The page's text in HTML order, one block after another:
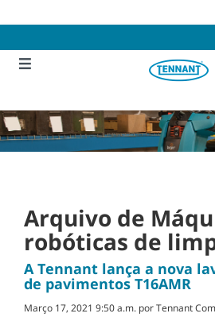
to
to
menu
Arquivo de
robóticas de
A Tennant lança a nova
de pavimentos T16AMR
Março 17, 2021 9:50 a.m. por Tennant